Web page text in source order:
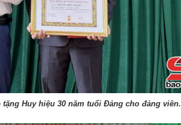
Huy hiệu 30 năm tuổi Đảng cho đảng viên.